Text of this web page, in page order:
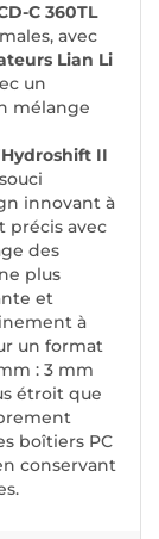
C 360TL
avec
Lian Li
un
mélange
Hydroshift II
innovant à
précis avec
des
plus
et
à
un format
: 3 mm
étroit que
boîtiers PC
conservant